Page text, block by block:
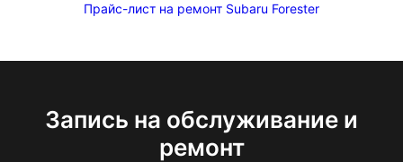
Прайс-лист на ремонт Subaru Forester
Запись на обслуживание и
ремонт